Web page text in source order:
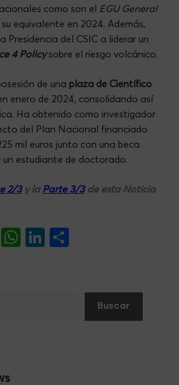
como son el EGU General
equivalente en 2024. Además,
Presidencia del CSIC a liderar un
4 Policysobre el riesgo volcánico.
de una plaza de Científico
enero de 2024, consolidando así
Ha obtenido como investigador
del Plan Nacional financiado
mil euros junto con una beca
estudiante de doctorado.
2/3 y la Parte 3/3 de esta Noticia
Te W Li
Buscar